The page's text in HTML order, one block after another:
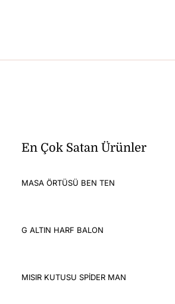
En Çok Satan Ürünler
MASA ÖRTÜSÜ BEN TEN
G ALTIN HARF BALON
MISIR KUTUSU SPİDER MAN